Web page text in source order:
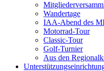
Wandertage
IAA-Abend des
Motorrad-Tour
Classic-Tour
Golf-Turnier
Aus den